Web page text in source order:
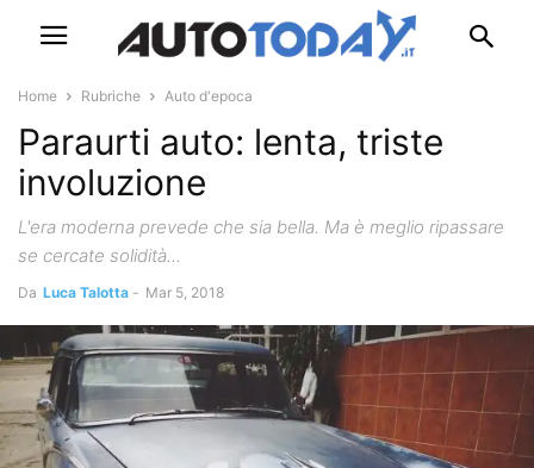
Home Rubriche Auto d'epoca
Paraurti auto: lenta, triste
involuzione
L'era moderna prevede che sia bella. Ma è meglio ripassare
se cercate solidità...
Da Luca Talotta - Mar 5, 2018